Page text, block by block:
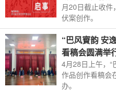
月20日截止收件
伏案创作。
“巴风賨韵 安
看稿会圆满举
4月28日上午，“
作品创作看稿会
办。